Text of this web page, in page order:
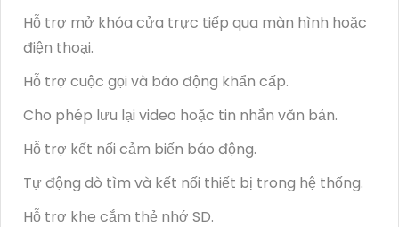
Hỗ trợ mở khóa cửa trực tiếp qua màn hình hoặc
điện thoại.
Hỗ trợ cuộc gọi và báo động khẩn cấp.
Cho phép lưu lại video hoặc tin nhắn văn bản.
Hỗ trợ kết nối cảm biến báo động.
Tự động dò tìm và kết nối thiết bị trong hệ thống.
Hỗ trợ khe cắm thẻ nhớ SD.